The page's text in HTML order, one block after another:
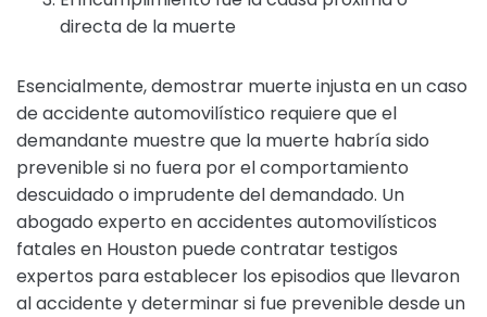
directa de la muerte
Esencialmente, demostrar muerte injusta en un caso
de accidente automovilístico requiere que el
demandante muestre que la muerte habría sido
prevenible si no fuera por el comportamiento
descuidado o imprudente del demandado. Un
abogado experto en accidentes automovilísticos
fatales en Houston puede contratar testigos
expertos para establecer los episodios que llevaron
al accidente y determinar si fue prevenible desde un